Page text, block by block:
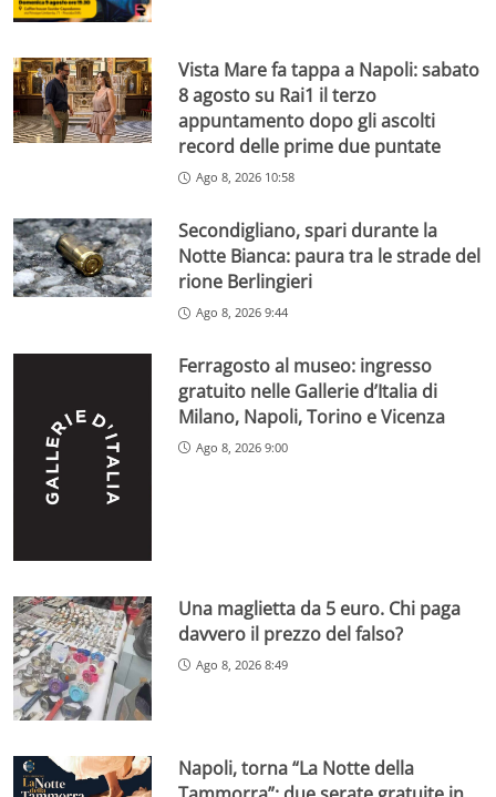
Vista Mare fa tappa a Napoli: sabato
8 agosto su Rai1 il terzo
appuntamento dopo gli ascolti
record delle prime due puntate
Ago 8, 2026 10:58
Secondigliano, spari durante la
Notte Bianca: paura tra le strade del
rione Berlingieri
Ago 8, 2026 9:44
Ferragosto al museo: ingresso
gratuito nelle Gallerie d’Italia di
Milano, Napoli, Torino e Vicenza
Ago 8, 2026 9:00
Una maglietta da 5 euro. Chi paga
davvero il prezzo del falso?
Ago 8, 2026 8:49
Napoli, torna “La Notte della